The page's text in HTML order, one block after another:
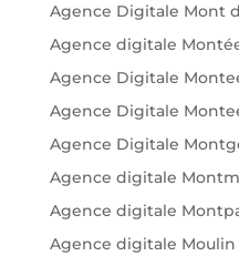
Agence Digitale Mont
Agence digitale
Agence Digitale
Agence Digitale
Agence Digitale
Agence digitale
Agence digitale
Agence digitale Moulin